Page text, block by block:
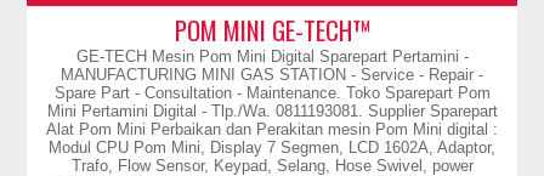
POM MINI GE-TECH™
GE-TECH Mesin Pom Mini Digital Sparepart Pertamini -
MANUFACTURING MINI GAS STATION - Service - Repair -
Spare Part - Consultation - Maintenance. Toko Sparepart Pom
Mini Pertamini Digital - Tlp./Wa. 0811193081. Supplier Sparepart
Alat Pom Mini Perbaikan dan Perakitan mesin Pom Mini digital :
Modul CPU Pom Mini, Display 7 Segmen, LCD 1602A, Adaptor,
Trafo, Flow Sensor, Keypad, Selang, Hose Swivel, power